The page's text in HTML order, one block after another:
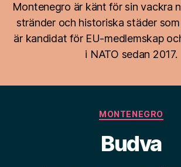
Montenegro är känt för sin vackra
stränder och historiska städer
är kandidat för EU-medlemskap
i NATO sedan 2017.
Kategorier
MONTENEGRO
Budva